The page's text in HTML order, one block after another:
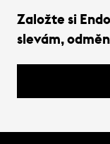
Založte si
slevám,